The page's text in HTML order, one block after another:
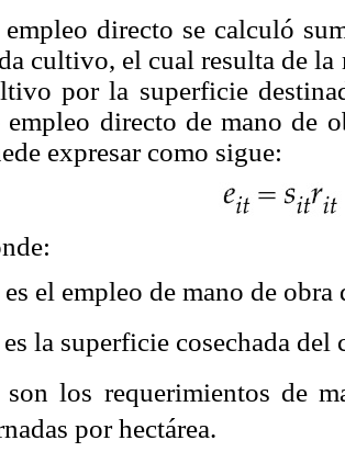
directo se calculó
cultivo, el cual resulta de
por la superficie
empleo directo de mano de
expresar como sigue:
es el empleo de mano de
la superficie cosechada
los requerimientos de
por hectárea.